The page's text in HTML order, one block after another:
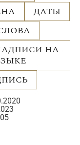
ДАТЫ
НА